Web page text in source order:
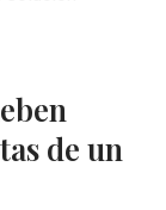
de un